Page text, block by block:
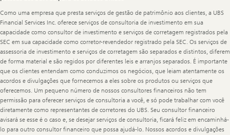
Como uma empresa que presta serviços de gestão de patrimônio aos clientes, a UBS
Financial Services Inc. oferece serviços de consultoria de investimento em sua
capacidade como consultor de investimento e serviços de corretagem registrados pela
SEC em sua capacidade como corretor-revendedor registrado pela SEC. Os serviços de
assessoria de investimento e serviços de corretagem são separados e distintos, diferem
de forma material e são regidos por diferentes leis e arranjos separados. É importante
que os clientes entendam como conduzimos os negócios, que leiam atentamente os
acordos e divulgações que fornecemos a eles sobre os produtos ou serviços que
oferecemos. Um pequeno número de nossos consultores financeiros não tem
permissão para oferecer serviços de consultoria a você, e só pode trabalhar com você
diretamente como representantes de corretores do UBS. Seu consultor financeiro
avisará se esse é o caso e, se desejar serviços de consultoria, ficará feliz em encaminhá-
lo para outro consultor financeiro que possa ajudá-lo. Nossos acordos e divulgações